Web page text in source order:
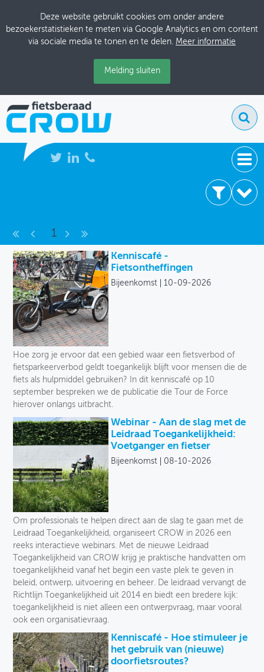
Deze website gebruikt cookies om onder andere
bezoekerstatistieken te meten via Google Analytics en om content
via sociale media te tonen en te delen. Meer informatie
Melding sluiten
KENNISBANK
ADRESSENBOEK
OVER FIETSBERAAD
THEMASITES
MIJN PROFIEL
GEBRUIKER
Archief 1
Kenniscafé -
Fietsontheffingen
Bijeenkomst 10-09-2026
Hoe zorg je ervoor dat een gebied waar een fietsverbod of
fietsparkeerverbod geldt toegankelijk blijft voor mensen die de
fiets als hulpmiddel gebruiken? In dit kenniscafé op 10
september bespreken we de publicatie die Tour de Force
hierover onlangs uitbracht.
Webinar - Aan de slag met de
Leidraad Toegankelijkheid:
Voetganger en fietser
Bijeenkomst 08-10-2026
Om professionals te helpen direct aan de slag te gaan met de
Leidraad Toegankelijkheid, organiseert CROW in 2026 een
reeks interactieve webinars. Met de nieuwe Leidraad
Toegankelijkheid van CROW krijg je praktische handvatten om
toegankelijkheid vanaf het begin een vaste plek te geven in
beleid, ontwerp, uitvoering en beheer. De leidraad vervangt de
Richtlijn Toegankelijkheid uit 2014 en biedt een bredere kijk:
toegankelijkheid is niet alleen een ontwerpvraag, maar vooral
ook een organisatievraag.
Kenniscafé - Hoe stimuleer je
het gebruik van (nieuwe)
doorfietsroutes?